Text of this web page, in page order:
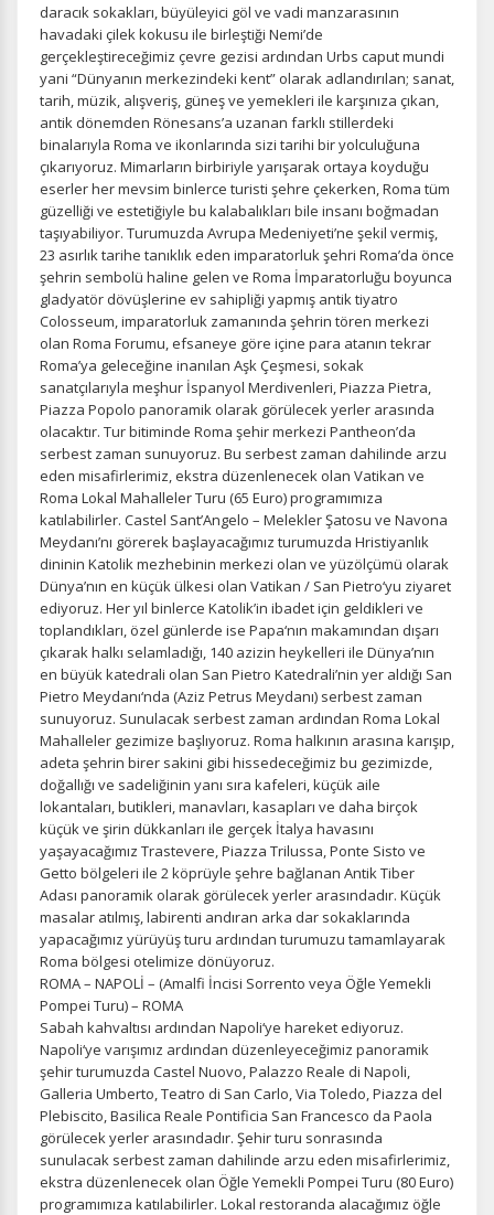
daracık sokakları, büyüleyici göl ve vadi manzarasının
havadaki çilek kokusu ile birleştiği Nemi’de
gerçekleştireceğimiz çevre gezisi ardından Urbs caput mundi
yani “Dünyanın merkezindeki kent” olarak adlandırılan; sanat,
tarih, müzik, alışveriş, güneş ve yemekleri ile karşınıza çıkan,
antik dönemden Rönesans’a uzanan farklı stillerdeki
binalarıyla Roma ve ikonlarında sizi tarihi bir yolculuğuna
çıkarıyoruz. Mimarların birbiriyle yarışarak ortaya koyduğu
eserler her mevsim binlerce turisti şehre çekerken, Roma tüm
güzelliği ve estetiğiyle bu kalabalıkları bile insanı boğmadan
taşıyabiliyor. Turumuzda Avrupa Medeniyeti’ne şekil vermiş,
23 asırlık tarihe tanıklık eden imparatorluk şehri Roma’da önce
şehrin sembolü haline gelen ve Roma İmparatorluğu boyunca
gladyatör dövüşlerine ev sahipliği yapmış antik tiyatro
Colosseum, imparatorluk zamanında şehrin tören merkezi
olan Roma Forumu, efsaneye göre içine para atanın tekrar
Roma’ya geleceğine inanılan Aşk Çeşmesi, sokak
sanatçılarıyla meşhur İspanyol Merdivenleri, Piazza Pietra,
Piazza Popolo panoramik olarak görülecek yerler arasında
olacaktır. Tur bitiminde Roma şehir merkezi Pantheon’da
serbest zaman sunuyoruz. Bu serbest zaman dahilinde arzu
eden misafirlerimiz, ekstra düzenlenecek olan Vatikan ve
Roma Lokal Mahalleler Turu (65 Euro) programımıza
katılabilirler. Castel Sant’Angelo – Melekler Şatosu ve Navona
Meydanı’nı görerek başlayacağımız turumuzda Hristiyanlık
dininin Katolik mezhebinin merkezi olan ve yüzölçümü olarak
Dünya’nın en küçük ülkesi olan Vatikan / San Pietro‘yu ziyaret
ediyoruz. Her yıl binlerce Katolik’in ibadet için geldikleri ve
toplandıkları, özel günlerde ise Papa‘nın makamından dışarı
çıkarak halkı selamladığı, 140 azizin heykelleri ile Dünya’nın
en büyük katedrali olan San Pietro Katedrali’nin yer aldığı San
Pietro Meydanı‘nda (Aziz Petrus Meydanı) serbest zaman
sunuyoruz. Sunulacak serbest zaman ardından Roma Lokal
Mahalleler gezimize başlıyoruz. Roma halkının arasına karışıp,
adeta şehrin birer sakini gibi hissedeceğimiz bu gezimizde,
doğallığı ve sadeliğinin yanı sıra kafeleri, küçük aile
lokantaları, butikleri, manavları, kasapları ve daha birçok
küçük ve şirin dükkanları ile gerçek İtalya havasını
yaşayacağımız Trastevere, Piazza Trilussa, Ponte Sisto ve
Getto bölgeleri ile 2 köprüyle şehre bağlanan Antik Tiber
Adası panoramik olarak görülecek yerler arasındadır. Küçük
masalar atılmış, labirenti andıran arka dar sokaklarında
yapacağımız yürüyüş turu ardından turumuzu tamamlayarak
Roma bölgesi otelimize dönüyoruz.
ROMA – NAPOLİ – (Amalfi İncisi Sorrento veya Öğle Yemekli
Pompei Turu) – ROMA
Sabah kahvaltısı ardından Napoli‘ye hareket ediyoruz.
Napoli‘ye varışımız ardından düzenleyeceğimiz panoramik
şehir turumuzda Castel Nuovo, Palazzo Reale di Napoli,
Galleria Umberto, Teatro di San Carlo, Via Toledo, Piazza del
Plebiscito, Basilica Reale Pontificia San Francesco da Paola
görülecek yerler arasındadır. Şehir turu sonrasında
sunulacak serbest zaman dahilinde arzu eden misafirlerimiz,
ekstra düzenlenecek olan Öğle Yemekli Pompei Turu (80 Euro)
programımıza katılabilirler. Lokal restoranda alacağımız öğle